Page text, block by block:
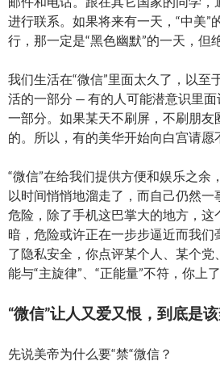
进行联系。如果将来有一天，“中美”
行，那一定是“黑色幽默”的一天，但
我们生活在“微信”里面太久了，以至
活的一部分 — 有的人可能潜意识里面
一部分。如果某天不刷屏，不刷朋友
的。所以，有的美华开始向白宫请愿
“微信”在给我们提供方便和娱乐之余
以时间悄悄地溜走了，而自己仍然一
危险，除了手机这巴掌大的地方，这
暗，危险或许正在一步步逼近而我们
了隐私安全，你点评某个人、某个
能与“主旋律”、“正能量”不符，你上
“微信”让人又爱又恨，到底是
先说美帝为什么要“禁“微信？